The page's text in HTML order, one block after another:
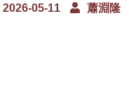
2026-05-11 蕭淵隆